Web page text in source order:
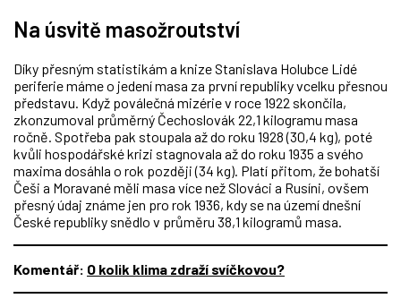
Na úsvitě masožroutství
Díky přesným statistikám a knize Stanislava Holubce Lidé
periferie máme o jedení masa za první republiky vcelku přesnou
představu. Když poválečná mizérie v roce 1922 skončila,
zkonzumoval průměrný Čechoslovák 22,1 kilogramu masa
ročně. Spotřeba pak stoupala až do roku 1928 (30,4 kg), poté
kvůli hospodářské krizi stagnovala až do roku 1935 a svého
maxima dosáhla o rok později (34 kg). Platí přitom, že bohatší
Češi a Moravané měli masa více než Slováci a Rusíni, ovšem
přesný údaj známe jen pro rok 1936, kdy se na území dnešní
České republiky snědlo v průměru 38,1 kilogramů masa.
Komentář: O kolik klima zdraží svíčkovou?